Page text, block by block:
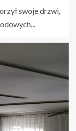
swoje drzwi,